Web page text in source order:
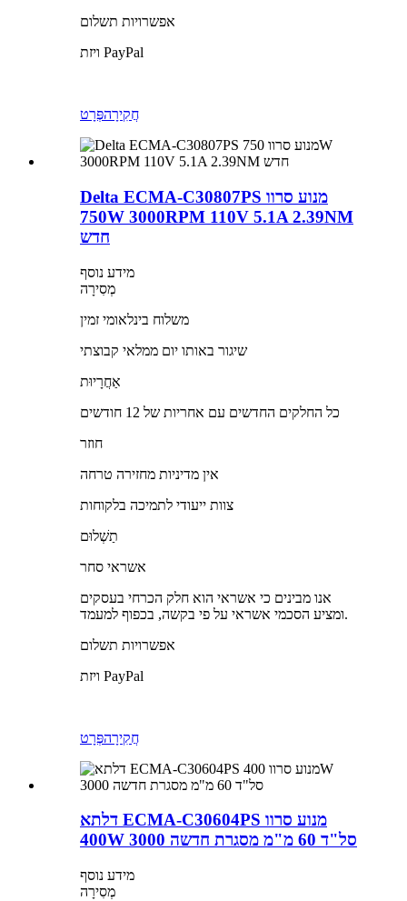
אפשרויות תשלום
ויזת PayPal
חֲקִירָהפְּרָט
Delta ECMA-C30807PS מנוע סרוו
750W 3000RPM 110V 5.1A 2.39NM
חדש
מידע נוסף
מְסִירָה
משלוח בינלאומי זמין
שיגור באותו יום ממלאי קבוצתי
אַחֲרָיוּת
כל החלקים החדשים עם אחריות של 12 חודשים
חוזר
אין מדיניות מחזירה טרחה
צוות ייעודי לתמיכה בלקוחות
תַשְׁלוּם
אשראי סחר
אנו מבינים כי אשראי הוא חלק הכרחי בעסקים
ומציע הסכמי אשראי על פי בקשה, בכפוף למעמד.
אפשרויות תשלום
ויזת PayPal
חֲקִירָהפְּרָט
דלתא ECMA-C30604PS מנוע סרוו
400W 3000 סל"ד 60 מ"מ מסגרת חדשה
מידע נוסף
מְסִירָה